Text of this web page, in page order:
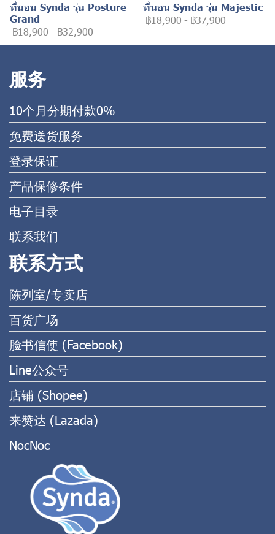
ที่นอน Synda รุ่น Posture
Grand
฿18,900 - ฿32,900
ที่นอน Synda รุ่น Majestic
฿18,900 - ฿37,900
服务
10个月分期付款0%
免费送货服务
登录保证
产品保修条件
电子目录
联系我们
联系方式
陈列室/专卖店
百货广场
脸书信使 (Facebook)
Line公众号
店铺 (Shopee)
来赞达 (Lazada)
NocNoc